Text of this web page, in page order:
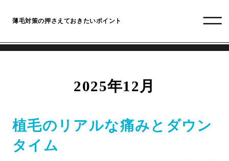
薄毛対策の押さえておきたいポイント
2025年12月
植毛のリアルな痛みとダウン
タイム